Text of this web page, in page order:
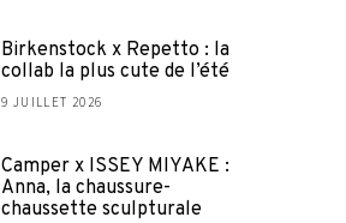
Birkenstock x Repetto : la
collab la plus cute de l’été
9 JUILLET 2026
Camper x ISSEY MIYAKE :
Anna, la chaussure-
chaussette sculpturale